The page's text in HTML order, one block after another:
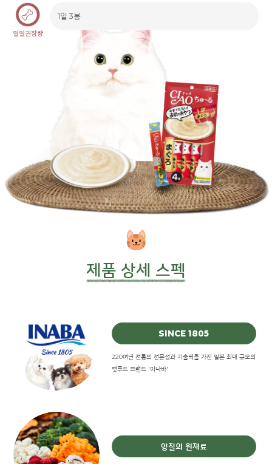
1일 3봉
제품 상세 스펙
SINCE 1805
220여년 전통의 전문성과 기술력을 가진 일본 최대 규모의
펫푸드 브랜드 '이나바'
양질의 원재료